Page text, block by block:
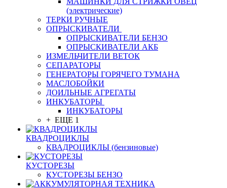
(электрические)
ТЕРКИ РУЧНЫЕ
ОПРЫСКИВАТЕЛИ
ОПРЫСКИВАТЕЛИ БЕНЗО
ОПРЫСКИВАТЕЛИ АКБ
ИЗМЕЛЬЧИТЕЛИ ВЕТОК
СЕПАРАТОРЫ
ГЕНЕРАТОРЫ ГОРЯЧЕГО ТУМАНА
МАСЛОБОЙКИ
ДОИЛЬНЫЕ АГРЕГАТЫ
ИНКУБАТОРЫ
ИНКУБАТОРЫ
+ ЕЩЕ 1
КВАДРОЦИКЛЫ
КВАДРОЦИКЛЫ (бензиновые)
КУСТОРЕЗЫ
КУСТОРЕЗЫ БЕНЗО